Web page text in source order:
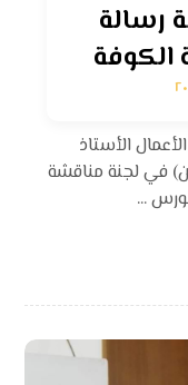
رسالة
الأستاذ
في لجنة مناقشة
...